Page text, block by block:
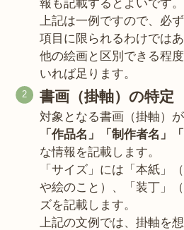
報も記載するとよいです。
上記は一例ですので、必
項目に限られるわけではあ
他の絵画と区別できる程
いれば足ります。
書画（掛軸）の特定
対象となる書画（掛軸）
「作品名」「制作者名」
な情報を記載します。
「サイズ」には「本紙」
や絵のこと）、「装丁」
ズを記載します。
上記の文例では、掛軸を